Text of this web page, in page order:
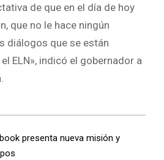
de que en el día de hoy
que no le hace ningún
diálogos que se están
ELN», indicó el gobernador a
presenta nueva misión y